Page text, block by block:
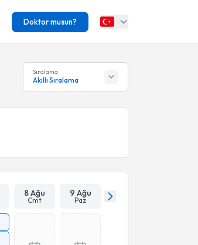
Doktor musun?
Sıralama
Akıllı Sıralama
8 Ağu
Cmt
9 Ağu
Paz